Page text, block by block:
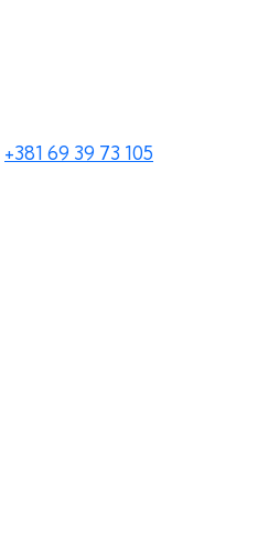
+381 69 39 73 105